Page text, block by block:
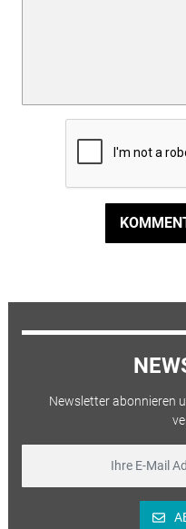
Newsletter abonnieren